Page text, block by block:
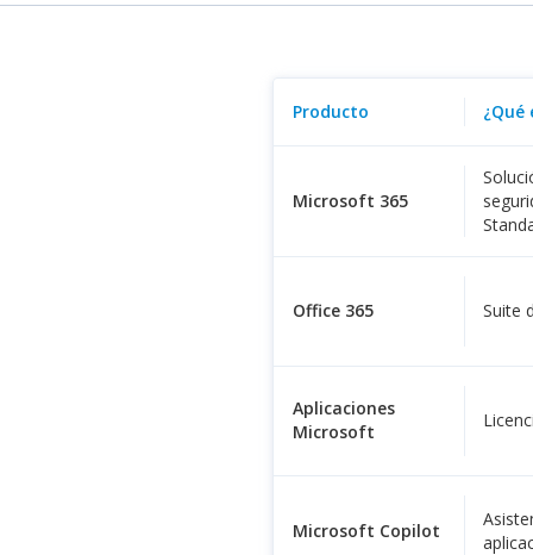
Producto ¿Qué
Microsoft 365
Office 365 Suite
Aplicaciones
Microsoft
Microsoft Copilot